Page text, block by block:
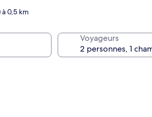
0,5 km
Voyageurs